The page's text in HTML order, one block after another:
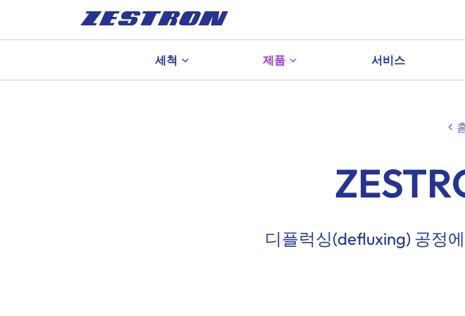
세척 제품 서비스
디플럭싱(defluxing) 공정